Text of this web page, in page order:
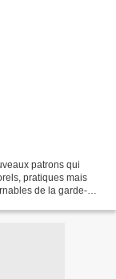
patrons qui
pratiques mais
de la garde-